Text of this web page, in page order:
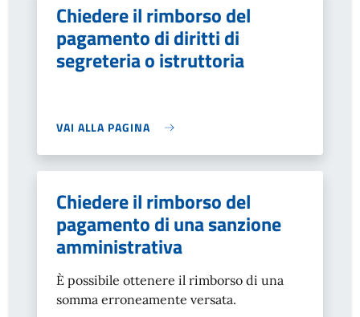
Chiedere il rimborso del
pagamento di diritti di
segreteria o istruttoria
VAI ALLA PAGINA
Chiedere il rimborso del
pagamento di una sanzione
amministrativa
È possibile ottenere il rimborso di una
somma erroneamente versata.